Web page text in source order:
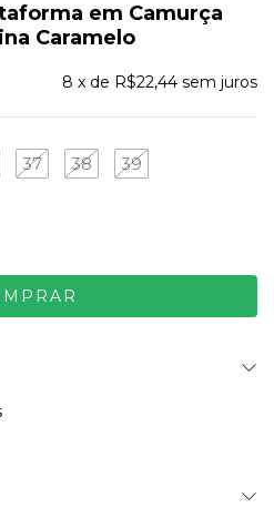
em Camurça
Caramelo
8 x de R$22,44 sem juros
37 38 39